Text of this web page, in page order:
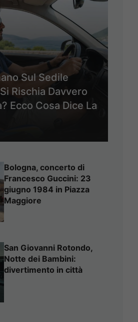
Sul Sedile
Rischia Davvero
Ecco Cosa Dice La
Bologna, concerto di
Francesco Guccini: 23
giugno 1984 in Piazza
Maggiore
San Giovanni Rotondo,
Notte dei Bambini:
divertimento in città